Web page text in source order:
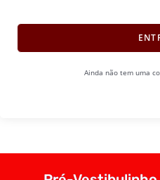
Ainda não tem uma